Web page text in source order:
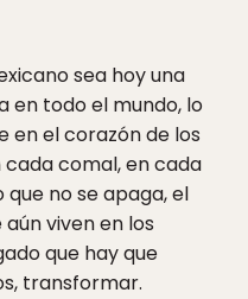
sea hoy una
en todo el mundo, lo
en el corazón de los
cada comal, en cada
no se apaga, el
viven en los
que hay que
transformar.